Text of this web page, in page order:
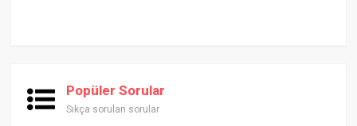
Popüler Sorular
Sıkça sorulan sorular